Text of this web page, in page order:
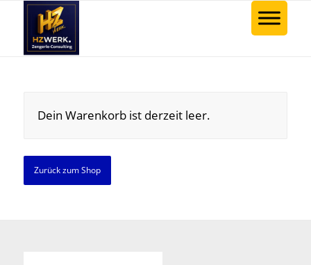
Dein Warenkorb ist derzeit leer.
Zurück zum Shop